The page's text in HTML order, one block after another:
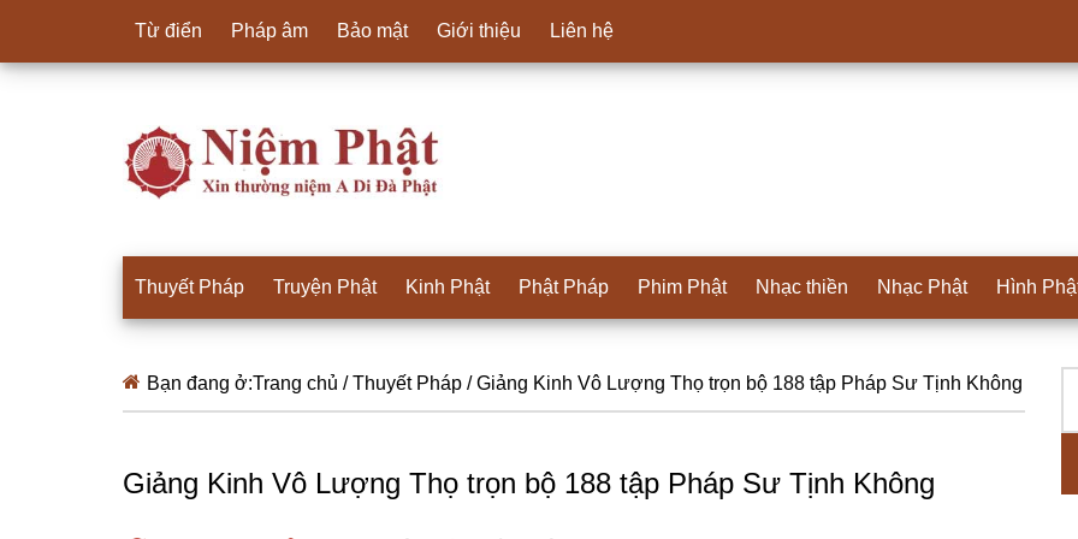
Từ điển Pháp âm Bảo mật Giới thiệu Liên hệ
Thuyết Pháp Truyện Phật Kinh Phật Phật Pháp Phim Phật Nhạc thiền Nhạc Phật Hình
Bạn đang ở:Trang chủ / Thuyết Pháp /Giảng Kinh Vô Lượng Thọ trọn bộ 188 tập Pháp Sư Tịnh Không
Giảng Kinh Vô Lượng Thọ trọn bộ 188 tập Pháp Sư Tịnh Không